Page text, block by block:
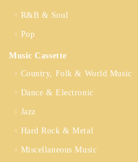
R&B & Soul
Pop
Music Cassette
Country, Folk & World Music
Dance & Electronic
Jazz
Hard Rock & Metal
Miscellaneous Music